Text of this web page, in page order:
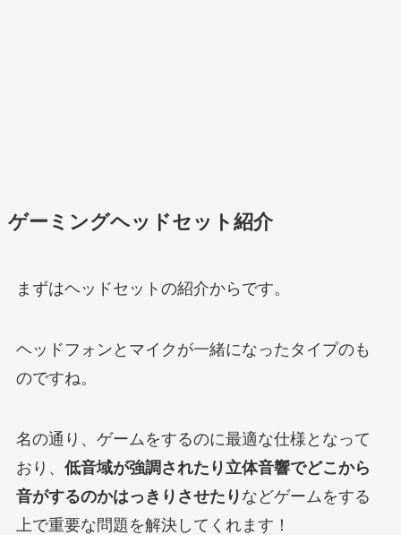
ゲーミングヘッドセット紹介
まずはヘッドセットの紹介からです。
ヘッドフォンとマイクが一緒になったタイプのも
のですね。
名の通り、ゲームをするのに最適な仕様となって
おり、 低音域が強調されたり立体音響でどこから
音がするのかはっきりさせたり などゲームをする
上で重要な問題を解決してくれます！